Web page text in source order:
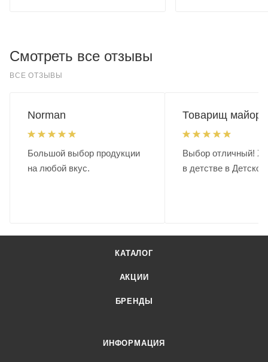
Смотреть все отзывы
ВСЕ ОТЗЫВЫ
Norman
Большой выбор продукции
на любой вкус.
Товарищ майор.
Выбор отличный!
в детстве в
КАТАЛОГ
АКЦИИ
БРЕНДЫ
ИНФОРМАЦИЯ